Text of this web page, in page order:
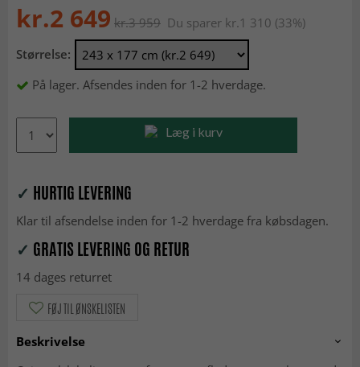
kr.2 649 kr.3 959 Du sparer kr.1 310 (33%)
Størrelse:
På lager. Afsendes inden for 1-2 hverdage.
Læg i kurv
✓ HURTIG LEVERING
Klar til afsendelse inden for 1-2 hverdage fra købsdagen.
✓ GRATIS LEVERING OG RETUR
14 dages returret
FØJ TIL ØNSKELISTEN
Beskrivelse